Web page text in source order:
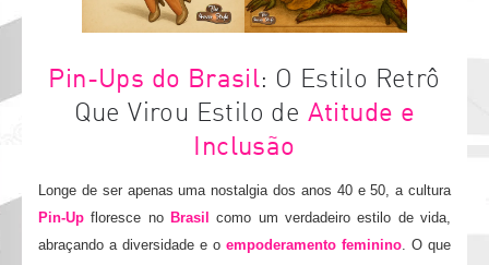
Pin-Ups do Brasil: O Estilo Retrô
Que Virou Estilo de Atitude e
Inclusão
Longe de ser apenas uma nostalgia dos anos 40 e 50, a cultura
Pin-Up floresce no Brasil
como um verdadeiro estilo de vida,
abraçando a diversidade e o empoderamento feminino . O que